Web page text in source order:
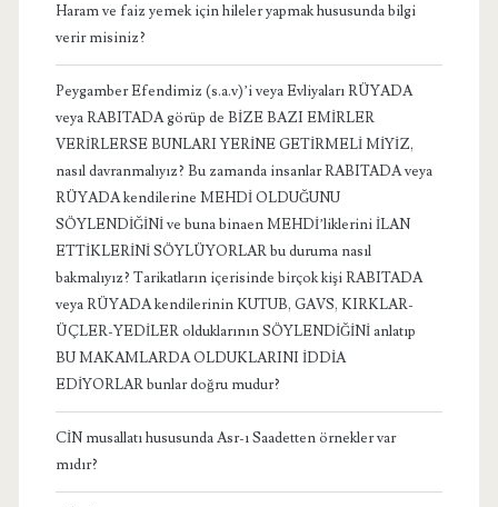
Haram ve faiz yemek için hileler yapmak hususunda bilgi
verir misiniz?
Peygamber Efendimiz (s.a.v)’i veya Evliyaları RÜYADA
veya RABITADA görüp de BİZE BAZI EMİRLER
VERİRLERSE BUNLARI YERİNE GETİRMELİ MİYİZ,
nasıl davranmalıyız? Bu zamanda insanlar RABITADA veya
RÜYADA kendilerine MEHDİ OLDUĞUNU
SÖYLENDİĞİNİ ve buna binaen MEHDİ’liklerini İLAN
ETTİKLERİNİ SÖYLÜYORLAR bu duruma nasıl
bakmalıyız? Tarikatların içerisinde birçok kişi RABITADA
veya RÜYADA kendilerinin KUTUB, GAVS, KIRKLAR-
ÜÇLER-YEDİLER olduklarının SÖYLENDİĞİNİ anlatıp
BU MAKAMLARDA OLDUKLARINI İDDİA
EDİYORLAR bunlar doğru mudur?
CİN musallatı hususunda Asr-ı Saadetten örnekler var
mıdır?